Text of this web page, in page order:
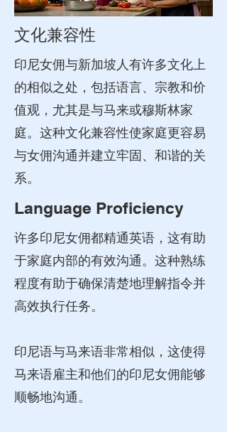
文化兼容性
印尼女佣与新加坡人有许多文化上
的相似之处，包括语言、宗教和价
值观，尤其是与马来或穆斯林家
庭。这种文化兼容性使家庭更容易
与女佣沟通并建立牢固、和谐的关
系。
Language Proficiency
许多印尼女佣都精通英语，这有助
于家庭内部的有效沟通。这种熟练
程度有助于确保清楚地理解指令并
高效执行任务。
印尼语与马来语非常相似，这使得
马来语雇主和他们的印尼女佣能够
顺畅地沟通。